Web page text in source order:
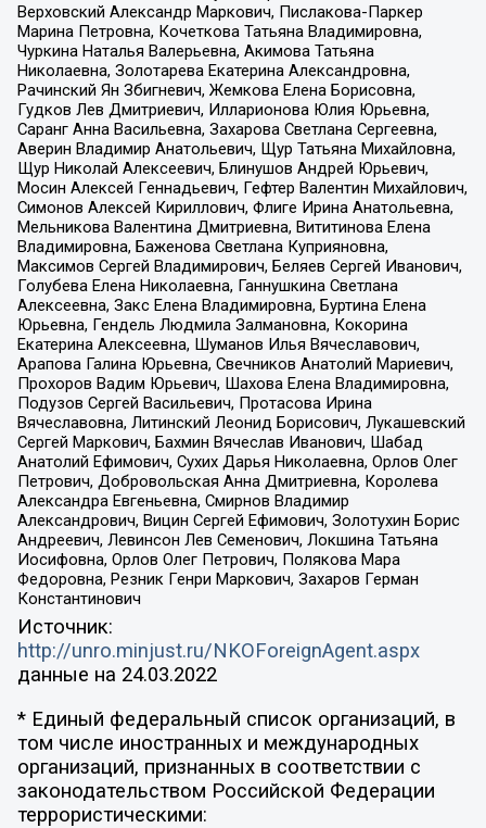
Верховский Александр Маркович, Пислакова-Паркер
Марина Петровна, Кочеткова Татьяна Владимировна,
Чуркина Наталья Валерьевна, Акимова Татьяна
Николаевна, Золотарева Екатерина Александровна,
Рачинский Ян Збигневич, Жемкова Елена Борисовна,
Гудков Лев Дмитриевич, Илларионова Юлия Юрьевна,
Саранг Анна Васильевна, Захарова Светлана Сергеевна,
Аверин Владимир Анатольевич, Щур Татьяна Михайловна,
Щур Николай Алексеевич, Блинушов Андрей Юрьевич,
Мосин Алексей Геннадьевич, Гефтер Валентин Михайлович,
Симонов Алексей Кириллович, Флиге Ирина Анатольевна,
Мельникова Валентина Дмитриевна, Вититинова Елена
Владимировна, Баженова Светлана Куприяновна,
Максимов Сергей Владимирович, Беляев Сергей Иванович,
Голубева Елена Николаевна, Ганнушкина Светлана
Алексеевна, Закс Елена Владимировна, Буртина Елена
Юрьевна, Гендель Людмила Залмановна, Кокорина
Екатерина Алексеевна, Шуманов Илья Вячеславович,
Арапова Галина Юрьевна, Свечников Анатолий Мариевич,
Прохоров Вадим Юрьевич, Шахова Елена Владимировна,
Подузов Сергей Васильевич, Протасова Ирина
Вячеславовна, Литинский Леонид Борисович, Лукашевский
Сергей Маркович, Бахмин Вячеслав Иванович, Шабад
Анатолий Ефимович, Сухих Дарья Николаевна, Орлов Олег
Петрович, Добровольская Анна Дмитриевна, Королева
Александра Евгеньевна, Смирнов Владимир
Александрович, Вицин Сергей Ефимович, Золотухин Борис
Андреевич, Левинсон Лев Семенович, Локшина Татьяна
Иосифовна, Орлов Олег Петрович, Полякова Мара
Федоровна, Резник Генри Маркович, Захаров Герман
Константинович
Источник:
http://unro.minjust.ru/NKOForeignAgent.aspx
данные на 24.03.2022
* Единый федеральный список организаций, в
том числе иностранных и международных
организаций, признанных в соответствии с
законодательством Российской Федерации
террористическими: